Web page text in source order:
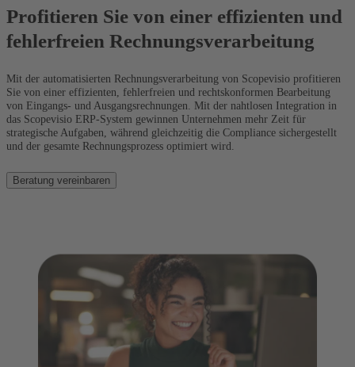
Profitieren Sie von einer effizienten und
fehlerfreien Rechnungsverarbeitung
Mit der automatisierten Rechnungsverarbeitung von Scopevisio profitieren
Sie von einer effizienten, fehlerfreien und rechtskonformen Bearbeitung
von Eingangs- und Ausgangsrechnungen. Mit der nahtlosen Integration in
das Scopevisio ERP-System gewinnen Unternehmen mehr Zeit für
strategische Aufgaben, während gleichzeitig die Compliance sichergestellt
und der gesamte Rechnungsprozess optimiert wird.
Beratung vereinbaren